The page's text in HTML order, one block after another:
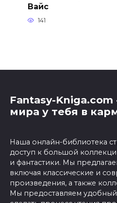
Вайс
141
Fantasy-
мира у тебя в
Наша онлайн-библиотека
доступ к большой
и фантастики. Мы
включая классические и
произведения, а также
Мы предоставляем